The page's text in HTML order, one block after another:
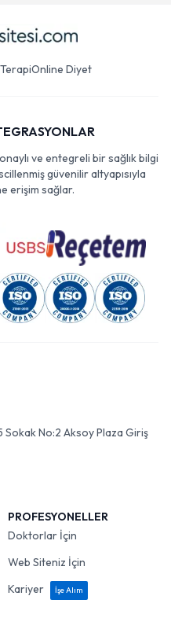
Online Diyet
ve entegreli bir sağlık bilgi
güvenilir altyapısıyla
erişim sağlar.
Sokak No:2 Aksoy Plaza Giriş
PROFESYONELLER
Doktorlar İçin
Web Siteniz İçin
Kariyer
İşe Alım